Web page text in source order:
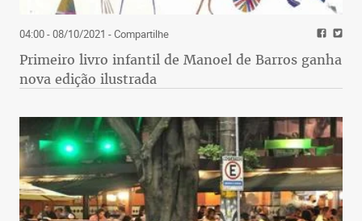
04:00 - 08/10/2021 - Compartilhe
Primeiro livro infantil de Manoel de Barros ganha
nova edição ilustrada